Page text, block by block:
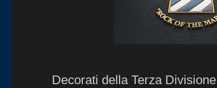
Decorati della Terza